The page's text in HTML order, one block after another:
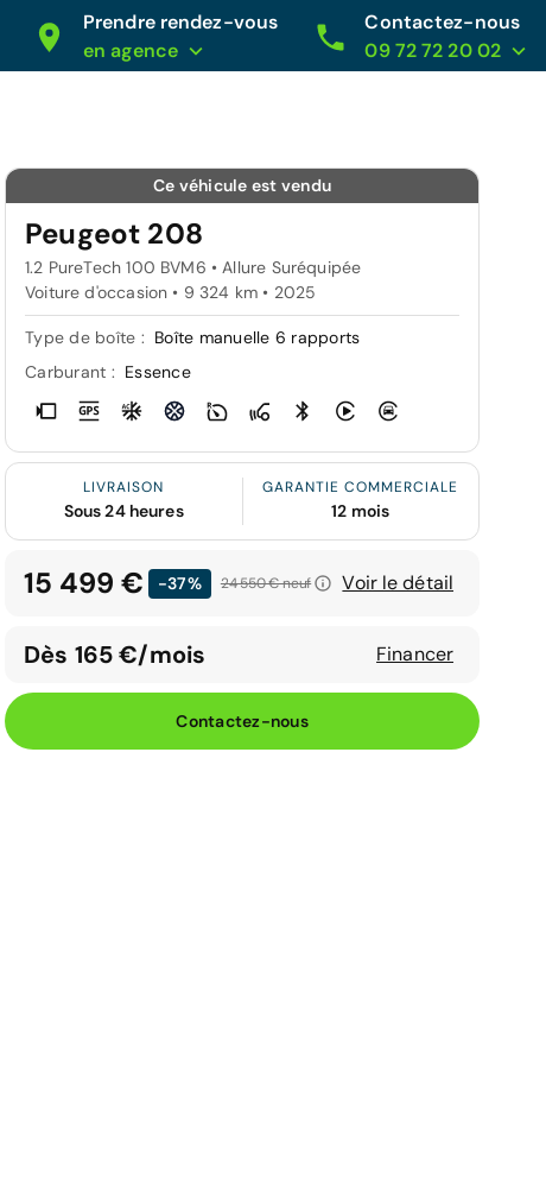
Prendre rendez-vous
en agence
Contactez-nous
09 72 72 20 02
Ce véhicule est vendu
Peugeot 208
1.2 PureTech 100 BVM6 • Allure Suréquipée
Voiture d'occasion • 9 324 km • 2025
Type de boîte : Boîte manuelle 6 rapports
Carburant : Essence
LIVRAISON
Sous 24 heures
GARANTIE COMMERCIALE
12 mois
15 499 € -37% 24 550 €neuf Voir le détail
Dès 165 €/mois Financer
Contactez-nous